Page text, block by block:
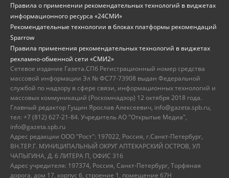
Правила о применении рекомендательных технологий в виджетах
информационного ресурса «24СМИ»
Рекомендательные технологии в блоках платформы рекомендаций
Sparrow
Правила применения рекомендательных технологий в виджетах
рекламно-обменной сети «СМИ2»
Сетевое издание Газета.СПб Регистрационный номер средства
массовой информации Эл № ФС77-73908 выдан Федеральной
службой по надзору в сфере связи, информационных технологий и
массовых коммуникаций (Роскомнадзор) 12 октября 2018 года.
Главный редактор Гущин Ярослав Алексеевич, info@gazeta.spb.ru,
тел: +7 (812) 627-21-84. Учредитель АО "Открытые Медиа",
info@gazeta.spb.ru
Адрес редакции ООО "Рост": 197022, Россия, г.Санкт-Петербург,
ВН.ТЕР.Г. МУНИЦИПАЛЬНЫЙ ОКРУГ АПТЕКАРСКИЙ ОСТРОВ, УЛ
ЧАПЫГИНА, Д. 6 ЛИТЕРА П, ОФИС 316
Адрес учредителя: 197374, Россия, Санкт-Петербург, Торфяная
дорога, дом 17, корпус 6, строение 1, помещение 67Н